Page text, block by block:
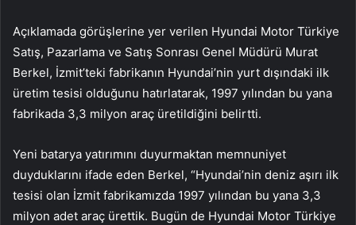
Açıklamada görüşlerine yer verilen Hyundai Motor Türkiye
Satış, Pazarlama ve Satış Sonrası Genel Müdürü Murat
Berkel, İzmit’teki fabrikanın Hyundai’nin yurt dışındaki ilk
üretim tesisi olduğunu hatırlatarak, 1997 yılından bu yana
fabrikada 3,3 milyon araç üretildiğini belirtti.
Yeni batarya yatırımını duyurmaktan memnuniyet
duyduklarını ifade eden Berkel, “Hyundai’nin deniz aşırı ilk
tesisi olan İzmit fabrikamızda 1997 yılından bu yana 3,3
milyon adet araç ürettik. Bugün de Hyundai Motor Türkiye